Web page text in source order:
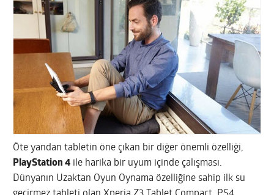
Öte yandan tabletin öne çıkan bir diğer önemli özelliği,
PlayStation 4 ile harika bir uyum içinde çalışması.
Dünyanın Uzaktan Oyun Oynama özelliğine sahip ilk su